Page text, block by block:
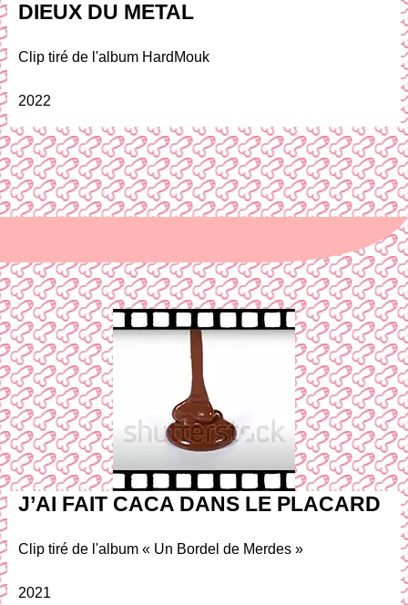
DIEUX DU METAL
Clip tiré de l'album HardMouk
2022
J’AI FAIT CACA DANS LE PLACARD
Clip tiré de l'album « Un Bordel de Merdes »
2021